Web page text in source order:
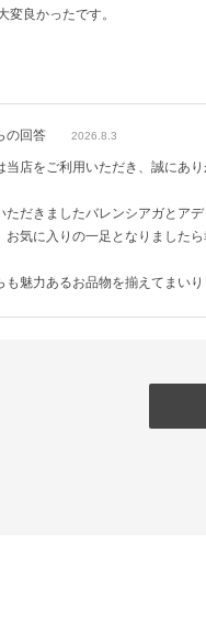
変良かったです。
の回答 2026.8.3
当店をご利用いただき、誠にあり
ただきましたバレンシアガとア
お気に入りの一足となりましたら
も魅力あるお品物を揃えてまい